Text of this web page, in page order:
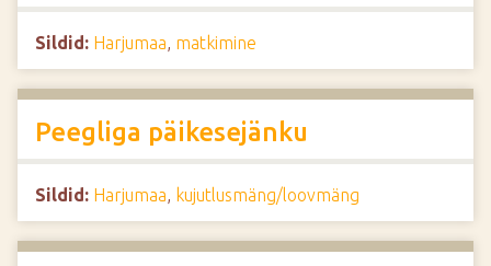
Sildid: Harjumaa, matkimine
Peegliga päikesejänku
Sildid: Harjumaa, kujutlusmäng/loovmäng